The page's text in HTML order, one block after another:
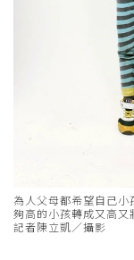
為人父母都希望自己
夠高的小孩轉成又高又
記者陳立凱／攝影